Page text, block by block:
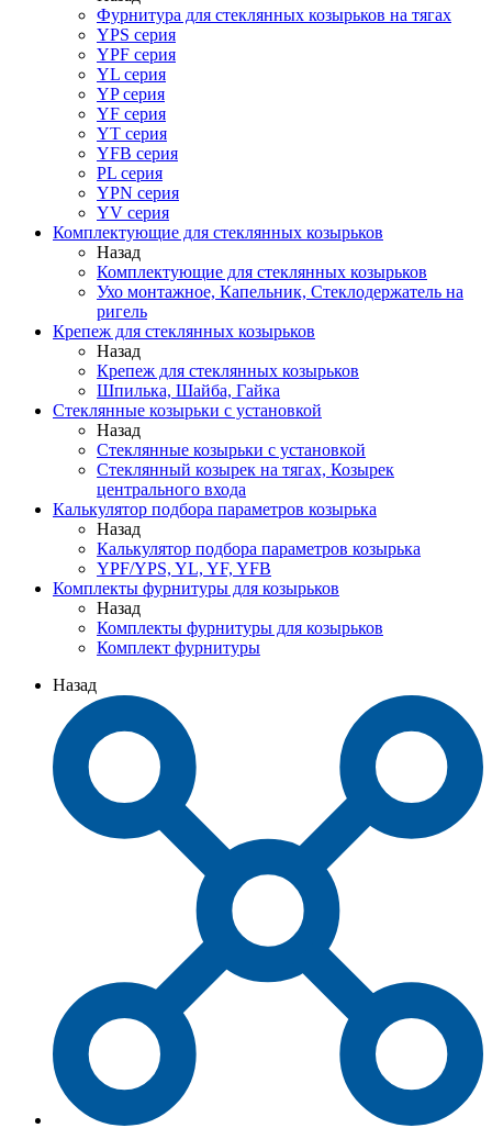
Фурнитура для стеклянных козырьков на тягах
YPS серия
YPF серия
YL серия
YP серия
YF серия
YT серия
YFB серия
PL серия
YPN серия
YV серия
Комплектующие для стеклянных козырьков
Назад
Комплектующие для стеклянных козырьков
Ухо монтажное, Капельник, Стеклодержатель на
ригель
Крепеж для стеклянных козырьков
Назад
Крепеж для стеклянных козырьков
Шпилька, Шайба, Гайка
Стеклянные козырьки с установкой
Назад
Стеклянные козырьки с установкой
Стеклянный козырек на тягах, Козырек
центрального входа
Калькулятор подбора параметров козырька
Назад
Калькулятор подбора параметров козырька
YPF/YPS, YL, YF, YFB
Комплекты фурнитуры для козырьков
Назад
Комплекты фурнитуры для козырьков
Комплект фурнитуры
Назад